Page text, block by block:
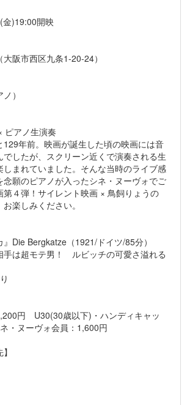
)19:00開映
阪市西区九条1-20-24）
）
ピアノ生演奏
129年前。映画が誕生した頃の映画には音
したが、スクリーン近くで演奏される生
しまれていました。そんな当時のライブ感
念願のピアノが入ったシネ・ヌーヴォでご
第４弾！サイレント映画 × 鳥飼りょうの
お楽しみください。
』Die Bergkatze（1921/ドイツ/85分）
手は超モテ男！ ルビッチの可愛さ溢れる
円 U30(30歳以下)・ハンディキャッ
・ヌーヴォ会員：1,600円